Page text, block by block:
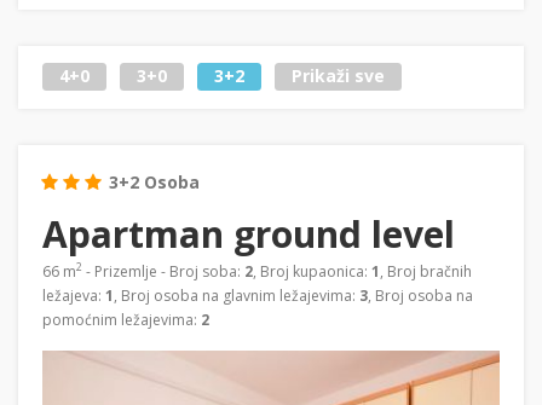
4+0 3+0 3+2 Prikaži sve
3+2 Osoba
Apartman ground level
66 m2 - Prizemlje - Broj soba: 2, Broj kupaonica: 1, Broj bračnih
ležajeva: 1, Broj osoba na glavnim ležajevima: 3, Broj osoba na
pomoćnim ležajevima: 2